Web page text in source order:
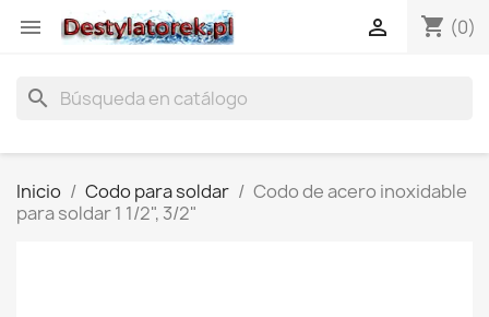
 shopping_cart (0)

search
Inicio Codo para soldar
Codo de acero inoxidable
para soldar 1 1/2", 3/2"